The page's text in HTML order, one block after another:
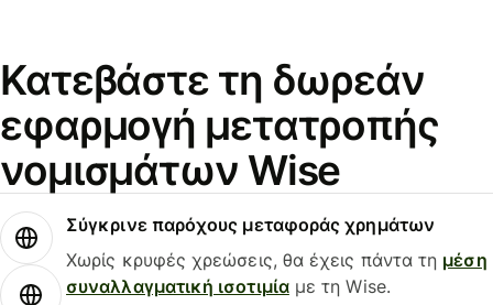
Κατεβάστε τη δωρεάν
εφαρμογή μετατροπής
νομισμάτων Wise
Σύγκρινε παρόχους μεταφοράς χρημάτων
Χωρίς κρυφές χρεώσεις, θα έχεις πάντα τη μέση
συναλλαγματική ισοτιμίαμε τη Wise.